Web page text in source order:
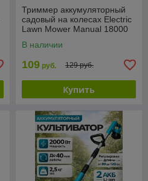
Триммер аккумуляторный
садовый на колесах Electric
Lawn Mower Manual 18000
(КОЛЕСА СЪЕМНЫЕ
В наличии
109 руб. 129 руб.
Купить